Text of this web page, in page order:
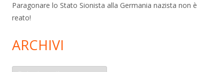
Paragonare lo Stato Sionista alla Germania nazista non è
reato!
ARCHIVI